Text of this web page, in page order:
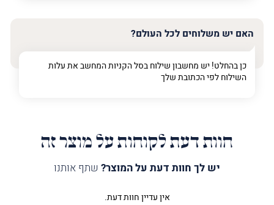
האם יש משלוחים לכל העולם?
כן בהחלט! יש מחשבון שילוח בסל הקניות המחשב את עלות
השילוח לפי הכתובת שלך
חוות דעת לקוחות על מוצר זה
יש לך חוות דעת על המוצר? שתף אותנו
אין עדיין חוות דעת.